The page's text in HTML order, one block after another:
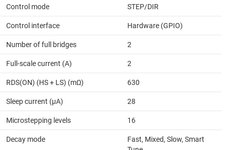
Control mode STEP/DIR
Control interface Hardware (GPIO)
Number of full bridges 2
Full-scale current (A) 2
RDS(ON) (HS + LS) (mΩ) 630
Sleep current (µA) 28
Microstepping levels 16
Decay mode
Fast, Mixed, Slow, Smart